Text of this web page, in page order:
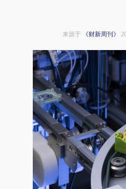
来源于 《财新周刊》